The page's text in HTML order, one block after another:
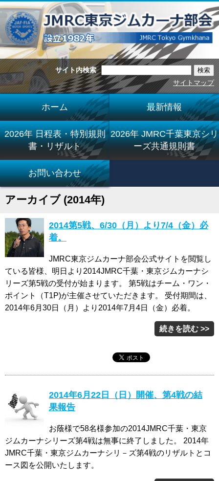
サイト内検索
サイトマップ
ホーム 最新情報
2026年 日程表・特別規則
書・リザルト
2026年 JMRC千葉東京シリ
ーズ共通規則書
お問い合わせ
アーカイブ (2014年)
2014第5戦、6/30（月）より7/4（金）必
着。
JMRC東京ジムカーナ部会公式サイトを閲覧し
ている皆様、明日より2014JMRC千葉・東京ジムカーナシ
リーズ第5戦の受付が始まります。 第5戦はチーム・ワン・
ポイント（T1P)が主催させていただきます。 受付期間は、
2014年6月30日（月）より2014年7月4日（金）必着。
続きを読む >>
2014年6月22日（日）開催、第4戦の結
果報告
お蔭様で58名様参加の2014JMRC千葉・東京
ジムカーナシリーズ第4戦は無事に終了しました。 2014年
JMRC千葉・東京ジムカーナシリ－ズ第4戦のリザルトとコ
ース図を公開いたします。